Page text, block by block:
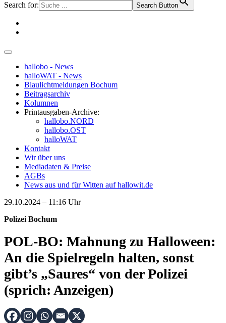
Search for: Search Button
hallobo - News
halloWAT - News
Blaulichtmeldungen Bochum
Beitragsarchiv
Kolumnen
Printausgaben-Archive:
hallobo.NORD
hallobo.OST
halloWAT
Kontakt
Wir über uns
Mediadaten & Preise
AGBs
News aus und für Witten auf hallowit.de
29.10.2024 – 11:16 Uhr
Polizei Bochum
POL-BO: Mahnung zu Halloween:
An die Spielregeln halten, sonst
gibt’s „Saures“ von der Polizei
(sprich: Anzeigen)